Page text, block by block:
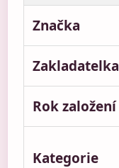
Značka
Zakladatelka
Rok založení
Kategorie